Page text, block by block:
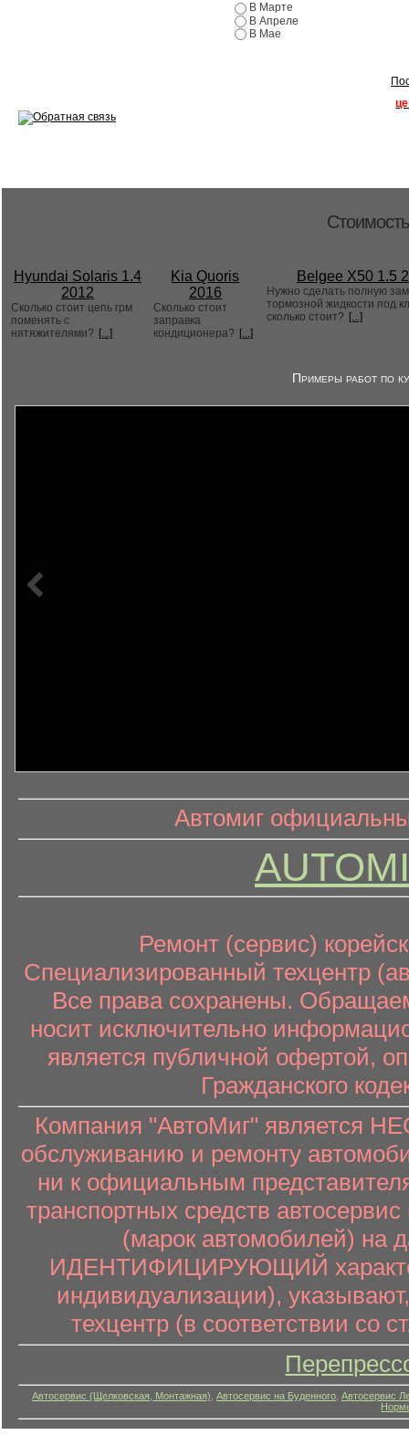
В Марте
В Апреле
В Мае
Hyundai Solaris 1.4
2012
Сколько стоит цепь грм
поменять с
нятяжителями? [...]
Kia Quoris
2016
Сколько стоит
заправка
кондиционера? [...]
Belgee X50 1.5
Нужно сделать полную
тормозной жидкости под
сколько стоит? [...]
Примеры работ по
информационный контент
Автомиг
Ремонт (сервис)
Специализированный техцентр
Все права сохранены.
носит исключительно
является публичной офертой,
Гражданского
Компания "АвтоМиг" является
обслуживанию и ремонту
ни к официальным
транспортных средств
(марок автомобилей) на
ИДЕНТИФИЦИРУЮЩИЙ характер
индивидуализации),
техцентр (в соответствии со
Автосервис (Щелковская, Монтажная) Автосервис на Буденного Автосервис